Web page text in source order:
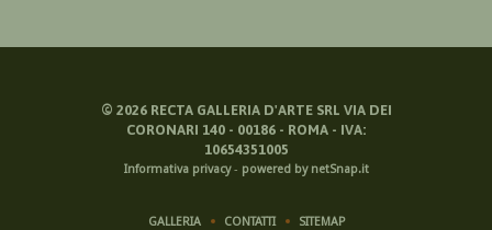
© 2026RECTA GALLERIA D'ARTE SRL VIA DEI
CORONARI 140 - 00186 - ROMA - IVA:
10654351005
Informativa privacy- powered by netSnap.it
GALLERIA CONTATTI SITEMAP